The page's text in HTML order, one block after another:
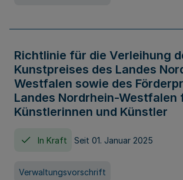
Richtlinie für die Verleihung
Kunstpreises des Landes
Westfalen sowie des
Landes Nordrhein-Westfalen
Künstlerinnen und Künstler
In Kraft Seit 01. Januar 2025
Verwaltungsvorschrift